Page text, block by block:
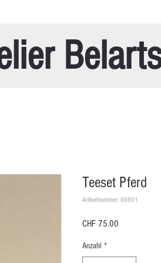
Teeset Pferd
Artikelnummer: 00501
CHF 75.00
Anzahl *